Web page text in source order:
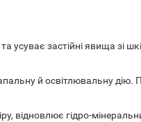
усуває застійні явища зі
й освітлювальну
відновлює гідро-